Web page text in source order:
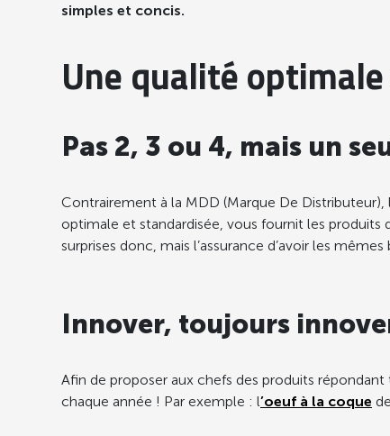
simples et concis.
Une qualité
Pas 2, 3 ou 4, mais un
Contrairement à la MDD (Marque De
optimale et standardisée, vous fournit les produits
surprises donc, mais l’assurance d’avoir les
Innover, toujours
Afin de proposer aux chefs des produits
chaque année ! Par exemple : l’oeuf à la coque